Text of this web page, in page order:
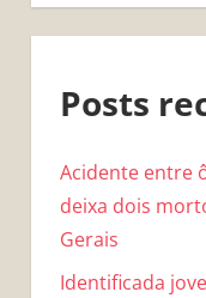
Posts
Acidente entre
deixa dois
Gerais
Identificada